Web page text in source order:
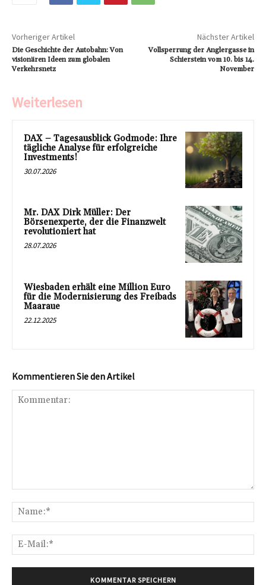
Vorheriger Artikel
Die Geschichte der Autobahn: Von
visionären Ideen zum globalen
Verkehrsnetz
Nächster Artikel
Vollsperrung der Anglergasse in
Schierstein vom 10. bis 14.
November
Weiterlesen
DAX – Tagesausblick Godmode: Ihre
tägliche Analyse für erfolgreiche
Investments!
30.07.2026
Mr. DAX Dirk Müller: Der
Börsenexperte, der die Finanzwelt
revolutioniert hat
28.07.2026
Wiesbaden erhält eine Million Euro
für die Modernisierung des Freibads
Maaraue
22.12.2025
Kommentieren Sie den Artikel